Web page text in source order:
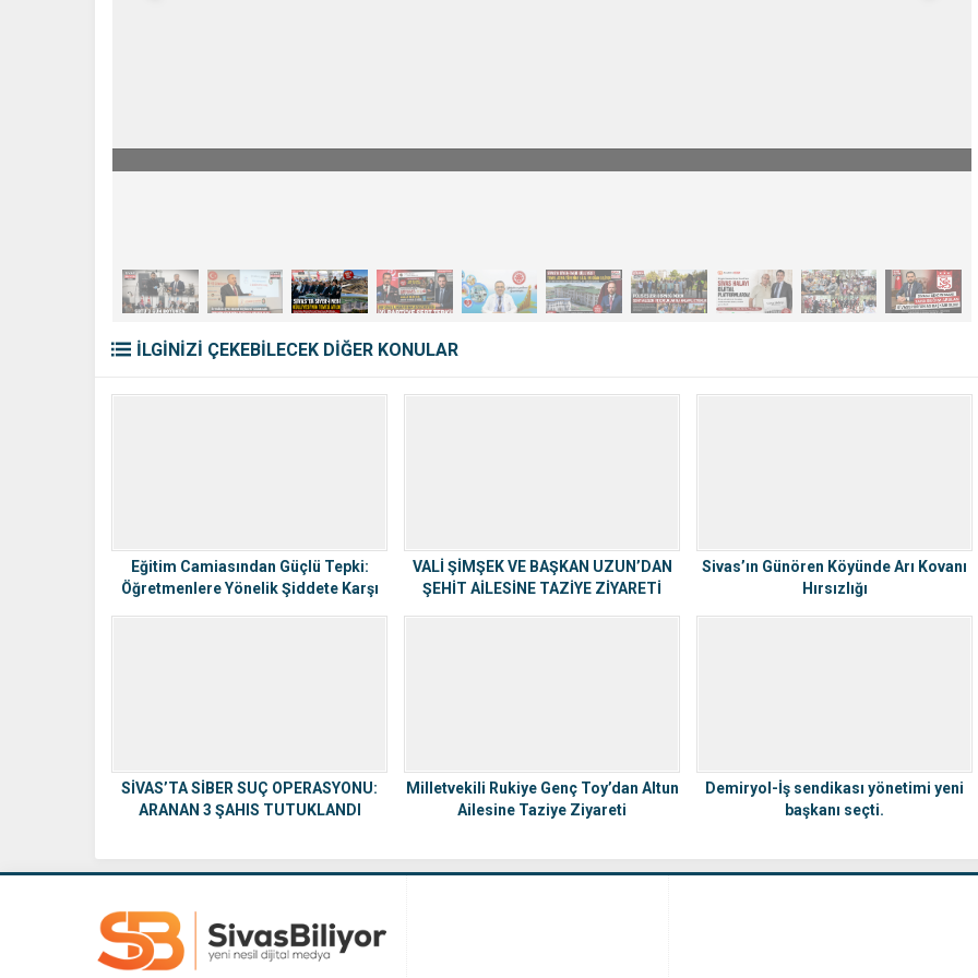
İLGİNİZİ ÇEKEBİLECEK DİĞER KONULAR
Eğitim Camiasından Güçlü Tepki:
Öğretmenlere Yönelik Şiddete Karşı
VALİ ŞİMŞEK VE BAŞKAN UZUN’DAN
ŞEHİT AİLESİNE TAZİYE ZİYARETİ
Sivas’ın Günören Köyünde Arı Kovanı
Hırsızlığı
SİVAS’TA SİBER SUÇ OPERASYONU:
ARANAN 3 ŞAHIS TUTUKLANDI
Milletvekili Rukiye Genç Toy’dan Altun
Ailesine Taziye Ziyareti
Demiryol-İş sendikası yönetimi yeni
başkanı seçti.